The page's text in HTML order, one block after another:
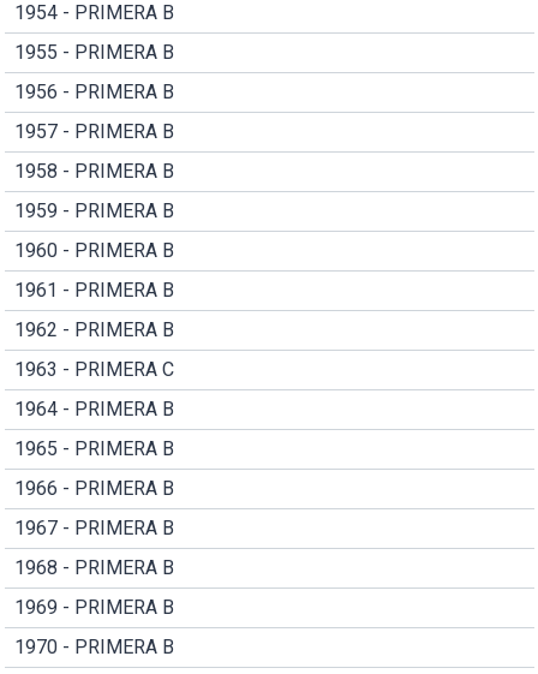
1954 - PRIMERA B
1955 - PRIMERA B
1956 - PRIMERA B
1957 - PRIMERA B
1958 - PRIMERA B
1959 - PRIMERA B
1960 - PRIMERA B
1961 - PRIMERA B
1962 - PRIMERA B
1963 - PRIMERA C
1964 - PRIMERA B
1965 - PRIMERA B
1966 - PRIMERA B
1967 - PRIMERA B
1968 - PRIMERA B
1969 - PRIMERA B
1970 - PRIMERA B